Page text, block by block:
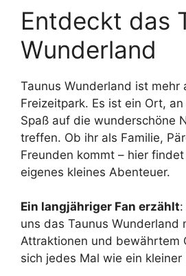
Entdeckt das
Wunderland
Taunus Wunderland ist mehr
Freizeitpark. Es ist ein Ort,
Spaß auf die wunderschöne
treffen. Ob ihr als Familie,
Freunden kommt – hier
eigenes kleines Abenteuer.
Ein langjähriger Fan erzählt
uns das Taunus Wunderland
Attraktionen und bewährtem
sich jedes Mal wie ein kleiner